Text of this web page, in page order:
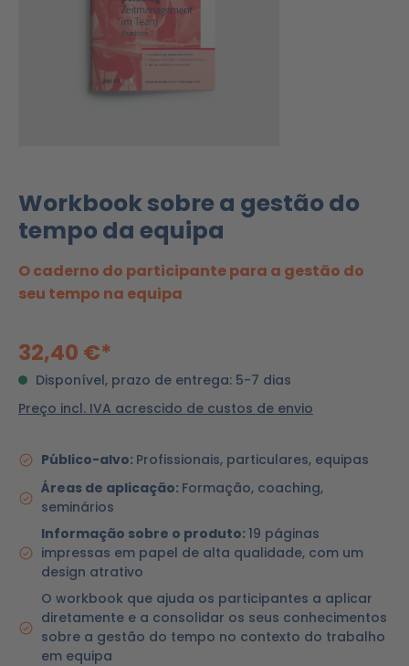
Workbook sobre a gestão do
tempo da equipa
O caderno do participante para a gestão do
seu tempo na equipa
32,40 €*
Disponível, prazo de entrega: 5-7 dias
Preço incl. IVA acrescido de custos de envio
Público-alvo: Profissionais, particulares, equipas
Áreas de aplicação: Formação, coaching,
seminários
Informação sobre o produto: 19 páginas
impressas em papel de alta qualidade, com um
design atrativo
O workbook que ajuda os participantes a aplicar
diretamente e a consolidar os seus conhecimentos
sobre a gestão do tempo no contexto do trabalho
em equipa